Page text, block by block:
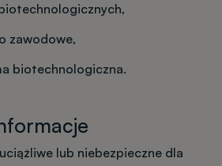
zawodowe,
biotechnologiczna.
lub niebezpieczne dla